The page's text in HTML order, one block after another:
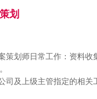
划
策划师日常工作：资料收
司及上级主管指定的相关